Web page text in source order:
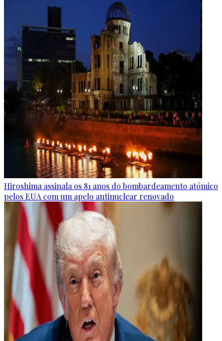
Hiroshima assinala os 81 anos do bombardeamento atómico
pelos EUA com um apelo antinuclear renovado